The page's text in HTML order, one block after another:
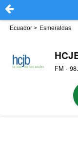
Ecuador > Esmeraldas
FM ·